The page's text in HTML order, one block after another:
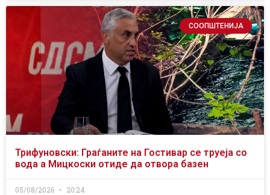
СООПШТЕНИЈА
Трифуновски: Граѓаните на Гостивар се труеја со
вода а Мицкоски отиде да отвора базен
05/08/2026 20:24